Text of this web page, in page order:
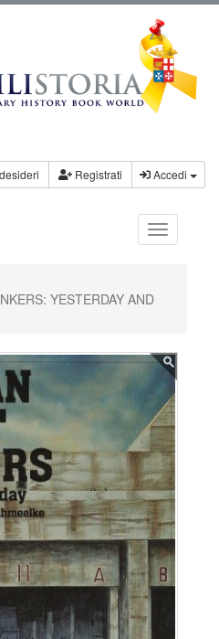
Registrati Accedi
YESTERDAY AND